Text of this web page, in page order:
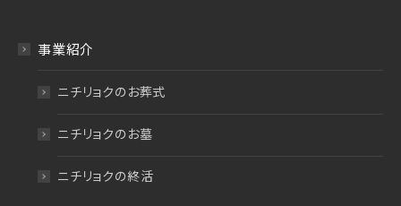
事業紹介
ニチリョクのお葬式
ニチリョクのお墓
ニチリョクの終活